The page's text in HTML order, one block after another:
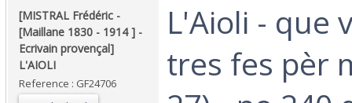
‎[MISTRAL Frédéric -
[Maillane 1830 - 1914 ] -
Ecrivain provençal]
L'AIOLI ‎
Reference : GF24706
‎L'Aioli - que
tres fes pèr